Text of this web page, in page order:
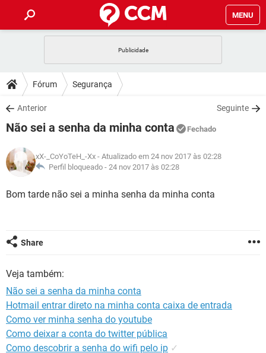
MENU
CELULAR
OUTLOOK
INSTAGRAM GMAIL
GUIA DE COMPRAS
DICAS
JOGOS
INSTAGRAM GMAIL
DOWNLOADS
JOGOS WHATSAPP
CELULAR
OUTLOOK EXCEL
INSTAGRAM GMAIL
JOGOS WHATSAPP
OUTLOOK EXCEL
GUIA DE COMPRAS
GLOSSÁRIO
WHATSAPP
INSTAGRAM
GUIA DE COMPRAS
Fórum Segurança
Anterior Seguinte
Não sei a senha da minha conta Fechado
xX-_CoYoTeH_-Xx - Atualizado em 24 nov 2017 às 02:28
Perfil bloqueado - 24 nov 2017 às 02:28
Bom tarde não sei a minha senha da minha conta
Share
Veja também:
Não sei a senha da minha conta
Hotmail entrar direto na minha conta caixa de entrada
Como ver minha senha do youtube
Como deixar a conta do twitter pública
Como descobrir a senha do wifi pelo ip ✓